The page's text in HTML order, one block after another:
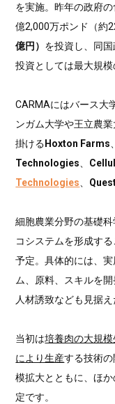
を実施。昨年の政府
億2,000万ポンド（約
億円） を投資し、同
投資としては最大規模
CARMAにはバース大
ンガム大学や王立農
掛ける Hoxton Farms
Technologies
Technologies
細胞農業分野の基礎
コシステムを形成す
予定。具体的には、
ム、原料、スキルを
人材誘致なども見据
当初は培養肉の大規模
により生産する技術
模拡大とともに、ほ
定です。